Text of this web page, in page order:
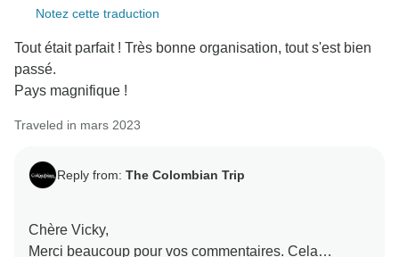
Notez cette traduction
Tout était parfait ! Très bonne organisation, tout s'est bien
passé.
Pays magnifique !
Traveled in mars 2023
Reply from: The Colombian Trip
Chère Vicky,
Merci beaucoup pour vos commentaires. Cela